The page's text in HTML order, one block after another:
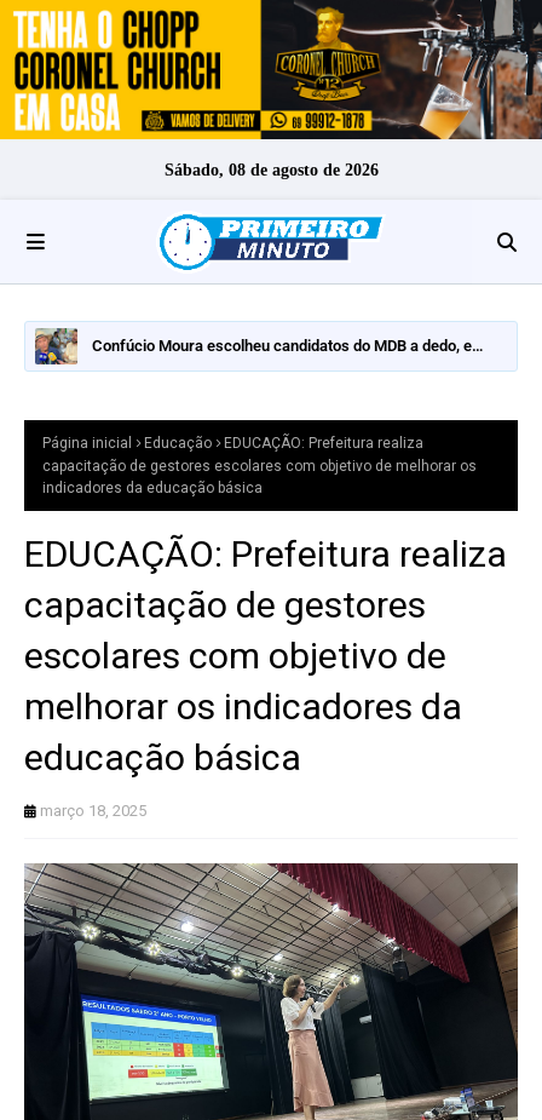
Sábado, 08 de agosto de 2026
Confúcio Moura escolheu candidatos do MDB a dedo, e
Página inicial Educação
EDUCAÇÃO: Prefeitura realiza
capacitação de gestores escolares com objetivo de melhorar os
indicadores da educação básica
EDUCAÇÃO: Prefeitura realiza
capacitação de gestores
escolares com objetivo de
melhorar os indicadores da
educação básica
março 18, 2025